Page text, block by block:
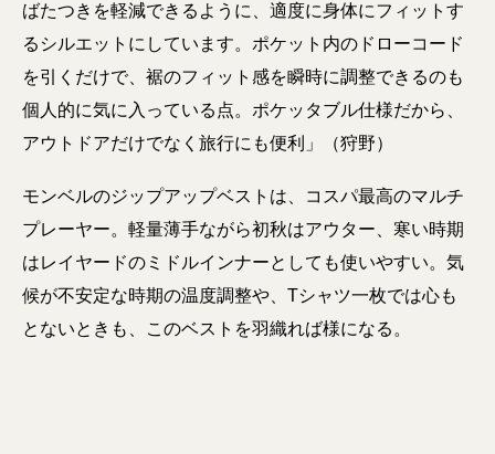
ばたつきを軽減できるように、適度に身体にフィットす
るシルエットにしています。ポケット内のドローコード
を引くだけで、裾のフィット感を瞬時に調整できるのも
個人的に気に入っている点。ポケッタブル仕様だから、
アウトドアだけでなく旅行にも便利」（狩野）
モンベルのジップアップベストは、コスパ最高のマルチ
プレーヤー。軽量薄手ながら初秋はアウター、寒い時期
はレイヤードのミドルインナーとしても使いやすい。気
候が不安定な時期の温度調整や、Tシャツ一枚では心も
とないときも、このベストを羽織れば様になる。